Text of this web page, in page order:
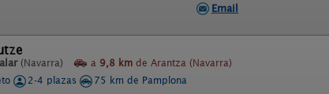
Email
(Navarra) a 9,8 km de Arantza (Navarra)
2-4 plazas
75 km de Pamplona